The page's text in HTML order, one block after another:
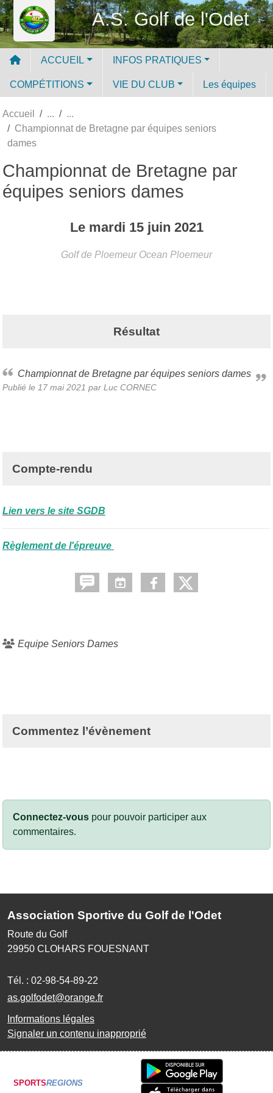
A.S. Golf de l'Odet
ACCUEIL INFOS PRATIQUES
COMPÉTITIONS VIE DU CLUB Les équipes
Accueil
Championnat de Bretagne par équipes seniors
dames
Championnat de Bretagne par
équipes seniors dames
Le mardi 15 juin 2021
Golf de Ploemeur Ocean Ploemeur
Résultat
Championnat de Bretagne par équipes seniors dames
Publié le 17 mai 2021 par Luc CORNEC
Compte-rendu
Lien vers le site SGDB
Règlement de l'épreuve
Equipe Seniors Dames
Commentez l’évènement
Connectez-vous pour pouvoir participer aux
commentaires.
Association Sportive du Golf de l'Odet
Route du Golf
29950 CLOHARS FOUESNANT
Tél. : 02-98-54-89-22
as.golfodet@orange.fr
Informations légales
Signaler un contenu inapproprié
SPORTSREGIONS
Panneau de gestion des cookies